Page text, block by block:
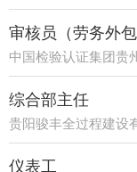
审核员（劳务外包
中国检验认证集团贵
综合部主任
贵阳骏丰全过程建设
仪表工